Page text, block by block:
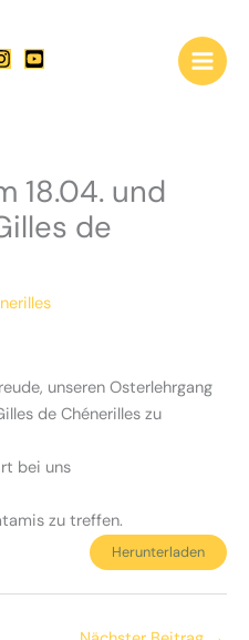
18.04. und
de
unseren Osterlehrgang
de Chénerilles zu
bei uns
zu treffen.
Herunterladen